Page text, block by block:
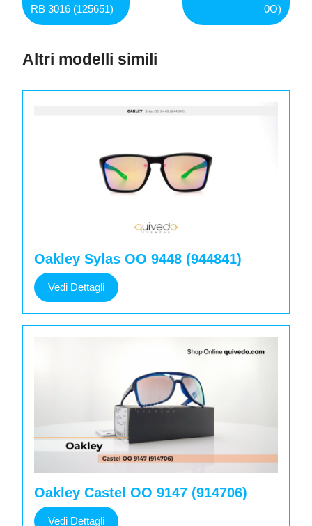
RB 3016 (125651)
0O)
Altri modelli simili
Oakley Sylas OO 9448 (944841)
Vedi DettagliVedi
Dettagli
Oakley Castel OO 9147 (914706)
Vedi DettagliVedi